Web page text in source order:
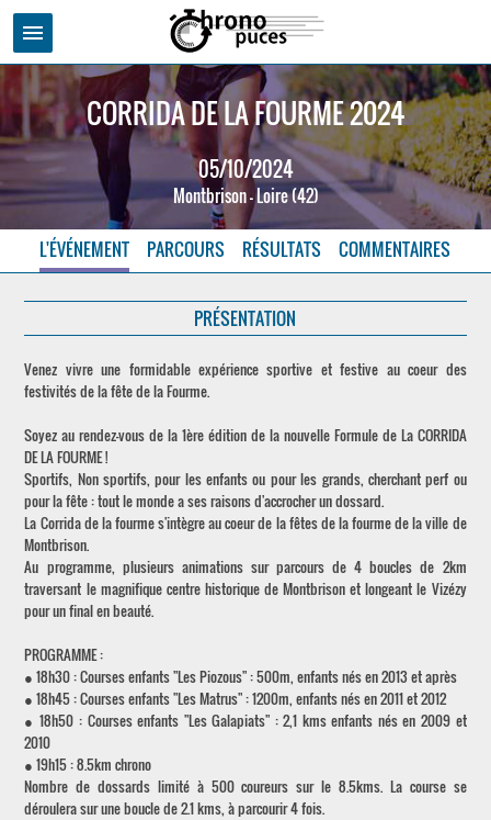
menu
CORRIDA DE LA FOURME 2024
05/10/2024
Montbrison - Loire (42)
L'ÉVÉNEMENT PARCOURS RÉSULTATS COMMENTAIRES
PRÉSENTATION
Venez vivre une formidable expérience sportive et festive au coeur des
festivités de la fête de la Fourme.
Soyez au rendez-vous de la 1ère édition de la nouvelle Formule de La CORRIDA
DE LA FOURME !
Sportifs, Non sportifs, pour les enfants ou pour les grands, cherchant perf ou
pour la fête : tout le monde a ses raisons d'accrocher un dossard.
La Corrida de la fourme s'intègre au coeur de la fêtes de la fourme de la ville de
Montbrison.
Au programme, plusieurs animations sur parcours de 4 boucles de 2km
traversant le magnifique centre historique de Montbrison et longeant le Vizézy
pour un final en beauté.
PROGRAMME :
● 18h30 : Courses enfants "Les Piozous" : 500m, enfants nés en 2013 et après
● 18h45 : Courses enfants "Les Matrus" : 1200m, enfants nés en 2011 et 2012
● 18h50 : Courses enfants "Les Galapiats" : 2,1 kms enfants nés en 2009 et
2010
● 19h15 : 8.5km chrono
Nombre de dossards limité à 500 coureurs sur le 8.5kms. La course se
déroulera sur une boucle de 2.1 kms, à parcourir 4 fois.